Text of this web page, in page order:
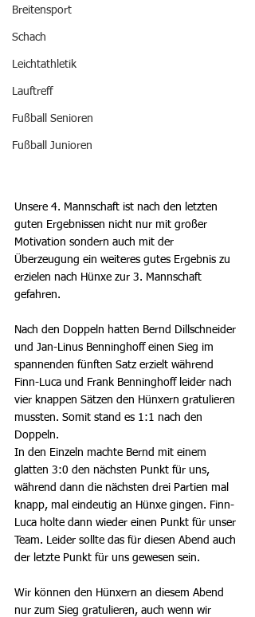
Breitensport
Schach
Leichtathletik
Lauftreff
Fußball Senioren
Fußball Junioren
Unsere 4. Mannschaft ist nach den letzten
guten Ergebnissen nicht nur mit großer
Motivation sondern auch mit der
Überzeugung ein weiteres gutes Ergebnis zu
erzielen nach Hünxe zur 3. Mannschaft
gefahren.
Nach den Doppeln hatten Bernd Dillschneider
und Jan-Linus Benninghoff einen Sieg im
spannenden fünften Satz erzielt während
Finn-Luca und Frank Benninghoff leider nach
vier knappen Sätzen den Hünxern gratulieren
mussten. Somit stand es 1:1 nach den
Doppeln.
In den Einzeln machte Bernd mit einem
glatten 3:0 den nächsten Punkt für uns,
während dann die nächsten drei Partien mal
knapp, mal eindeutig an Hünxe gingen. Finn-
Luca holte dann wieder einen Punkt für unser
Team. Leider sollte das für diesen Abend auch
der letzte Punkt für uns gewesen sein.
Wir können den Hünxern an diesem Abend
nur zum Sieg gratulieren, auch wenn wir